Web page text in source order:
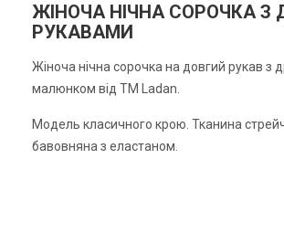
ЖІНОЧА НІЧНА СОРОЧКА З
РУКАВАМИ
Жіноча нічна сорочка на довгий рукав з
малюнком від ТМ Ladan.
Модель класичного крою. Тканина стрейч
бавовняна з еластаном.